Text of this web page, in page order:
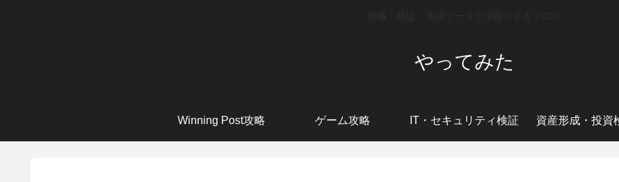
やってみた
Winning Post攻略 ゲーム攻略 IT・セキュリティ検証 資産形成・投資